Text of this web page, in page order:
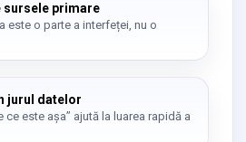
sursele primare
este o parte a interfeței, nu o
jurul datelor
ce este așa” ajută la luarea rapidă a